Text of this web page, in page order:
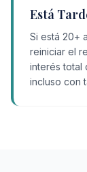
Está
Si está 20+
reiniciar el
interés total
incluso con